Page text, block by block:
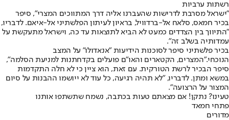
רשתות ערביות
"ישראל מסרבת לדרישות שהעברנו אליה דרך המתווכים המצרי", סיפר
בכיר חמאס, סלאח אל-ברדוויל, בראיון לעיתון הפלשתיני אל-איאם. לדבריו,
"התיווך בין הצדדים כמעט לא הביא לתוצאות עד כה, וישראל מתעקשת על
עמדותיה בשלב זה".
בכיר פלשתיני סיפר לסוכנות הידיעות "אנאדולו" על המצב
הנוכחי."המצרים, הקטארים והאו"ם פועלים בקדחתנות למניעת הסלמה",
סיפר הבכיר לרשת הטורקית. עם זאת, הוא ציין כי לא חלה התקדמות
במשא ומתן. לדבריו, "לא תהיה רגיעה, כל עוד לא ייושמו ההבנות על סיום
המצור על הרצועה".
טעינו? נתקן! אם מצאתם טעות בכתבה, נשמח שתשתפו אותנו
פתחי חמאד
מדורים